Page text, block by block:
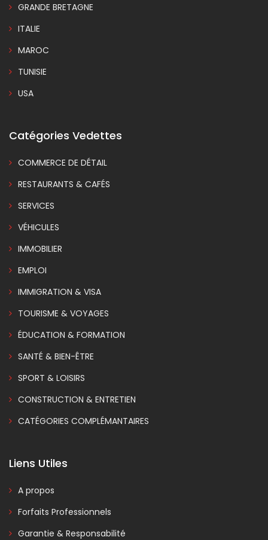
GRANDE BRETAGNE
ITALIE
MAROC
TUNISIE
USA
Catégories Vedettes
COMMERCE DE DÉTAIL
RESTAURANTS & CAFÉS
SERVICES
VÉHICULES
IMMOBILIER
EMPLOI
IMMIGRATION & VISA
TOURISME & VOYAGES
ÉDUCATION & FORMATION
SANTÉ & BIEN-ÊTRE
SPORT & LOISIRS
CONSTRUCTION & ENTRETIEN
CATÉGORIES COMPLÉMANTAIRES
Liens Utiles
A propos
Forfaits Professionnels
Garantie & Responsabilité